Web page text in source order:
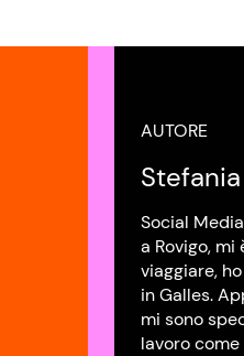
AUTORE
Social
a Rovigo,
viaggiare,
in Galles.
mi sono
lavoro